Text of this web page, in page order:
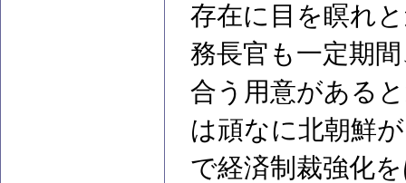
存在に目を瞑れ
務長官も一定期
合う用意がある
は頑なに北朝鮮
で経済制裁強化